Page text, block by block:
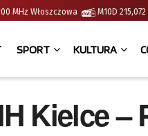
MHz Włoszczowa M10D
SPORT KULTURA
Kielce